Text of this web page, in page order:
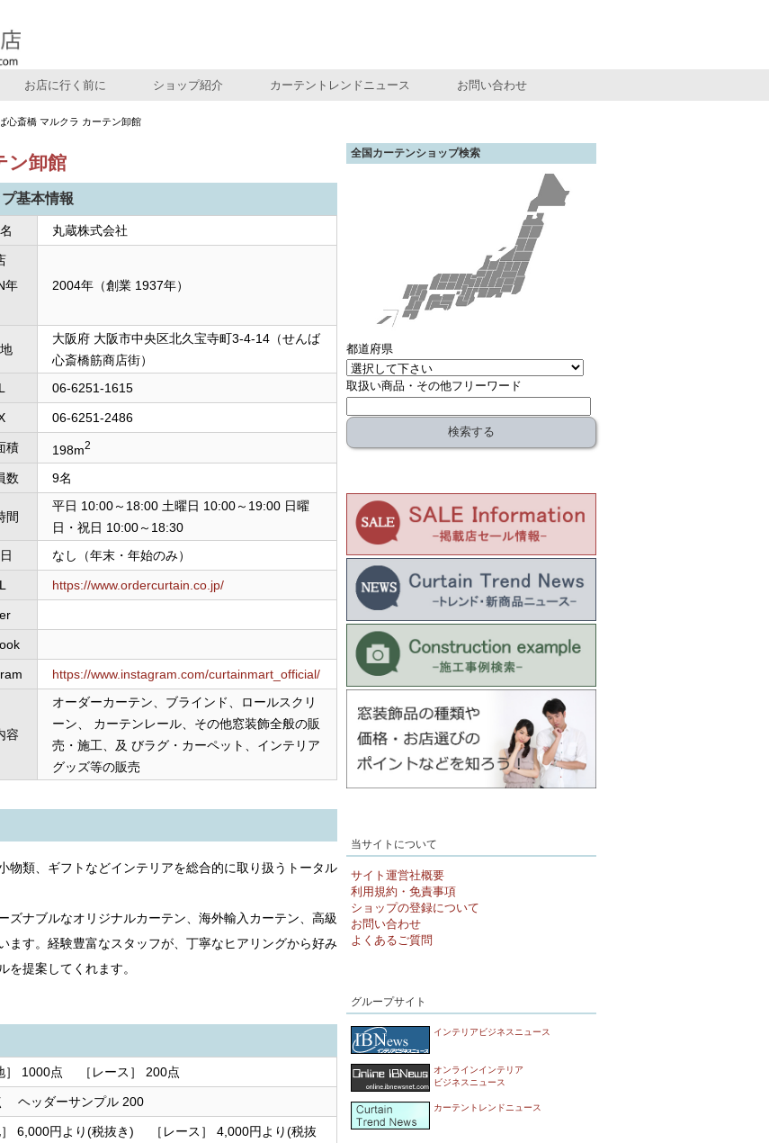
お店に行く前に ショップ紹介 カーテントレンドニュース お問い合わせ
心斎橋 マルクラ カーテン卸館
ン卸館
基本情報
丸蔵株式会社
年
2004年（創業 1937年）
大阪府 大阪市中央区北久宝寺町3-4-14（せんば
心斎橋筋商店街）
06-6251-1615
06-6251-2486
積 198m2
数 9名
間
平日 10:00～18:00 土曜日 10:00～19:00 日曜
日・祝日 10:00～18:30
なし（年末・年始のみ）
https://www.ordercurtain.co.jp/
https://www.instagram.com/curtainmart_official/
容
オーダーカーテン、ブラインド、ロールスクリ
ーン、 カーテンレール、その他窓装飾全般の販
売・施工、及 びラグ・カーペット、インテリア
グッズ等の販売
物類、ギフトなどインテリアを総合的に取り扱うトータル
ズナブルなオリジナルカーテン、海外輸入カーテン、高級
ます。経験豊富なスタッフが、丁寧なヒアリングから好み
提案してくれます。
1000点 ［レース］ 200点
ヘッダーサンプル 200
6,000円より(税抜き) ［レース］ 4,000円より(税抜
全国カーテンショップ検索
都道府県
取扱い商品・その他フリーワード
当サイトについて
サイト運営社概要
利用規約・免責事項
ショップの登録について
お問い合わせ
よくあるご質問
グループサイト
インテリアビジネスニュース
オンラインインテリア
ビジネスニュース
カーテントレンドニュース